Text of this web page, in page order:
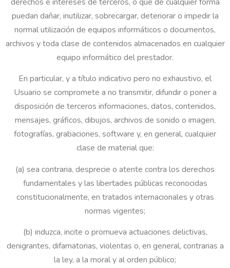
puedan dañar, inutilizar, sobrecargar, deteriorar o impedir la
normal utilización de equipos informáticos o documentos,
archivos y toda clase de contenidos almacenados en cualquier
equipo informático del prestador.
En particular, y a título indicativo pero no exhaustivo, el
Usuario se compromete a no transmitir, difundir o poner a
disposición de terceros informaciones, datos, contenidos,
mensajes, gráficos, dibujos, archivos de sonido o imagen,
fotografías, grabaciones, software y, en general, cualquier
clase de material que:
(a) sea contraria, desprecie o atente contra los derechos
fundamentales y las libertades públicas reconocidas
constitucionalmente, en tratados internacionales y otras
normas vigentes;
(b) induzca, incite o promueva actuaciones delictivas,
denigrantes, difamatorias, violentas o, en general, contrarias a
la ley, a la moral y al orden público;